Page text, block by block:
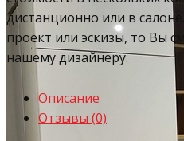
дистанционно или в
проект или эскизы, то Вы
нашему дизайнеру.
Описание
Отзывы (0)